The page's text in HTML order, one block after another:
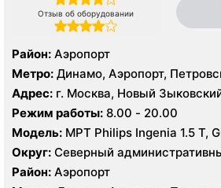
Отзыв об оборудовании
Район: Аэропорт
Метро: Динамо, Аэропорт,
Адрес: г. Москва, Новый
Режим работы: 8.00 - 20.00
Модель: МРТ Philips Ingenia 1.5 Т,
Т, КТ Toshiba Aquilion 64 среза, УЗИ
Округ: Северный
Район: Аэропорт